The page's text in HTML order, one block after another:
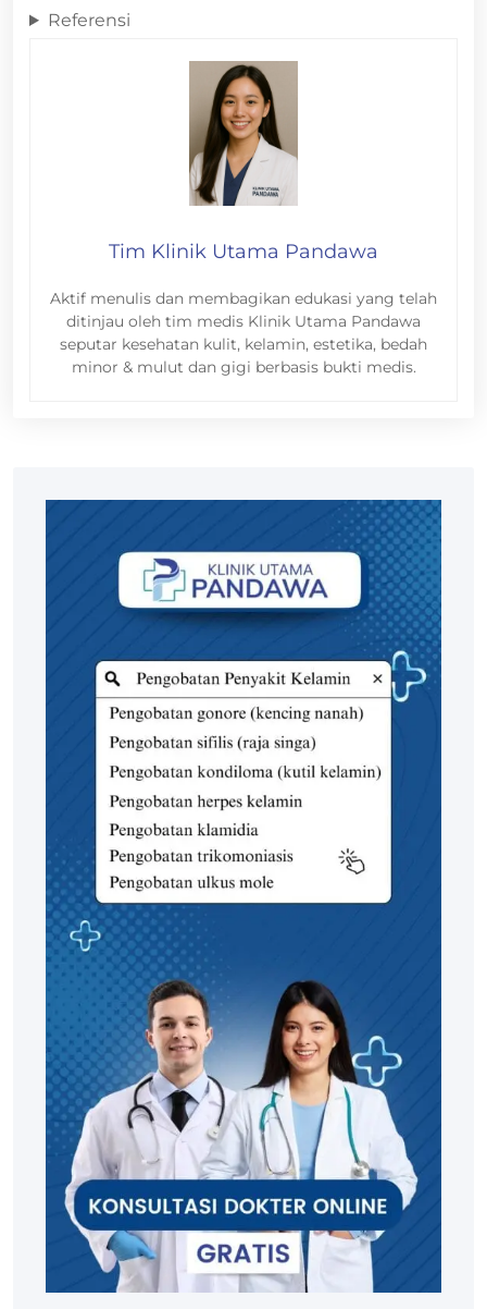
Referensi
Tim Klinik Utama Pandawa
Aktif menulis dan membagikan edukasi yang telah
ditinjau oleh tim medis Klinik Utama Pandawa
seputar kesehatan kulit, kelamin, estetika, bedah
minor & mulut dan gigi berbasis bukti medis.